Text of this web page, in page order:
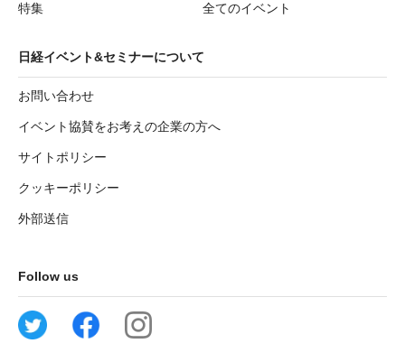
特集
全てのイベント
日経イベント&セミナーについて
お問い合わせ
イベント協賛をお考えの企業の方へ
サイトポリシー
クッキーポリシー
外部送信
Follow us